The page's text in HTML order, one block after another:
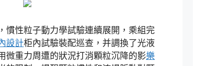
慣性粒子動力學試驗連續展開，乘組完
設計柜內試驗裝配巡查，并調換了光液
微重力周遭的狀況打消顆粒沉降的影樂